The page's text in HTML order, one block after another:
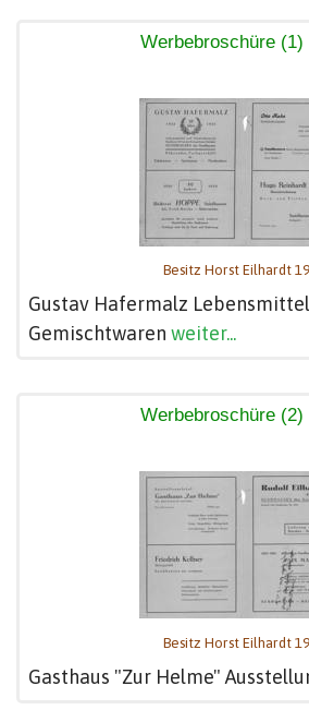
Werbebroschüre (1)
Besitz Horst Eilhardt
Gustav Hafermalz
Gemischtwaren weiter...
Werbebroschüre (2)
Besitz Horst Eilhardt
Gasthaus "Zur Helme"